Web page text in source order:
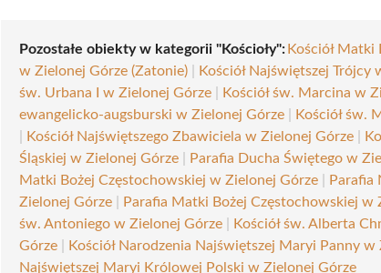
Pozostałe obiekty w kategorii "Kościoły":Kościół Matki
w Zielonej Górze (Zatonie)
Kościół Najświętszej Trójcy
św. Urbana I w Zielonej Górze
Kościół św. Marcina w
ewangelicko-augsburski w Zielonej Górze
Kościół św.
Kościół Najświętszego Zbawiciela w Zielonej Górze
Śląskiej w Zielonej Górze
Parafia Ducha Świętego w
Matki Bożej Częstochowskiej w Zielonej Górze
Parafia
Zielonej Górze
Parafia Matki Bożej Częstochowskiej w
św. Antoniego w Zielonej Górze
Kościół św. Alberta
Górze
Kościół Narodzenia Najświętszej Maryi Panny w
Najświętszej Maryi Królowej Polski w Zielonej Górze